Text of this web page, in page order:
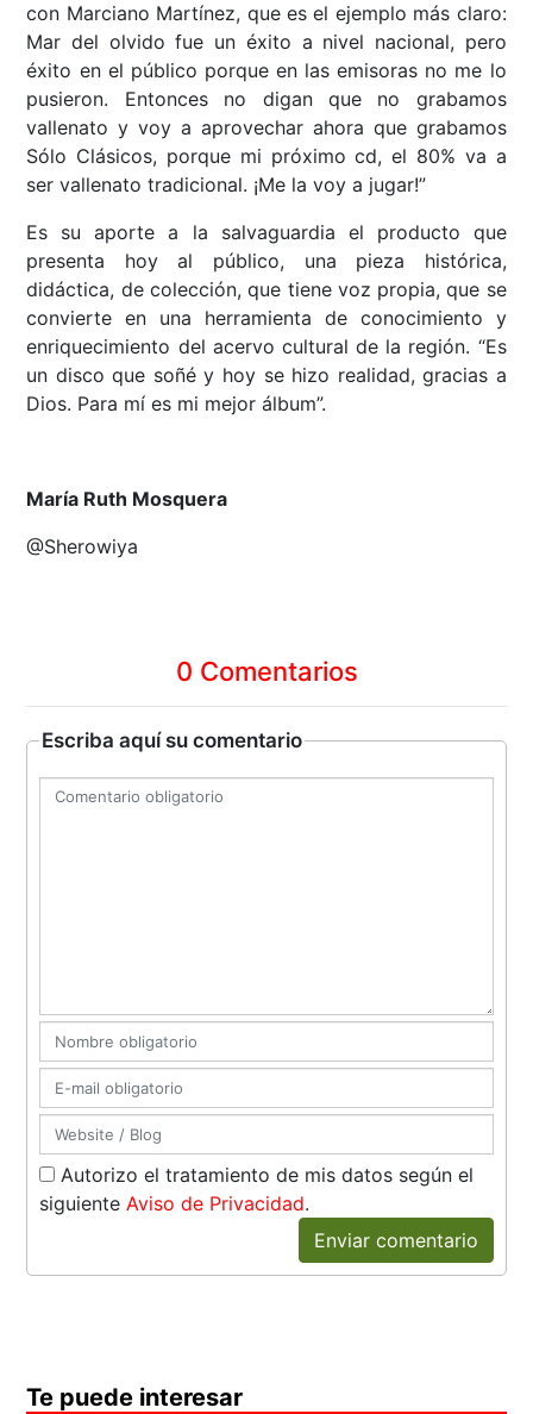
con Marciano Martínez, que es el ejemplo más claro:
Mar del olvido fue un éxito a nivel nacional, pero
éxito en el público porque en las emisoras no me lo
pusieron. Entonces no digan que no grabamos
vallenato y voy a aprovechar ahora que grabamos
Sólo Clásicos, porque mi próximo cd, el 80% va a
ser vallenato tradicional. ¡Me la voy a jugar!”
Es su aporte a la salvaguardia el producto que
presenta hoy al público, una pieza histórica,
didáctica, de colección, que tiene voz propia, que se
convierte en una herramienta de conocimiento y
enriquecimiento del acervo cultural de la región. “Es
un disco que soñé y hoy se hizo realidad, gracias a
Dios. Para mí es mi mejor álbum”.
María Ruth Mosquera
@Sherowiya
0 Comentarios
Escriba aquí su comentario
Autorizo el tratamiento de mis datos según el
siguienteAviso de Privacidad.
Enviar comentario
Te puede interesar